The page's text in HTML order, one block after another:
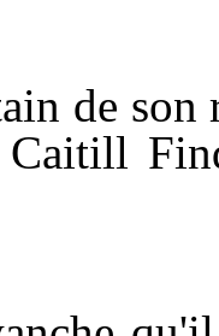
de
Caitill